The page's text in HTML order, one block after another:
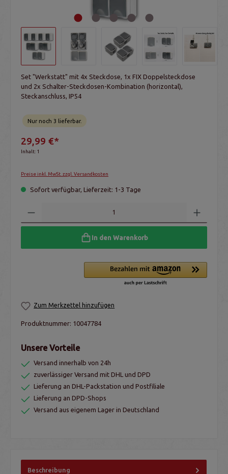
Set "Werkstatt" mit 4x Steckdose, 1x FIX Doppelsteckdose
und 2x Schalter-Steckdosen-Kombination (horizontal),
Steckanschluss, IP54
Nur noch 3 lieferbar.
29,99 €*
Inhalt: 1
Preise inkl. MwSt. zzgl. Versandkosten
Sofort verfügbar, Lieferzeit: 1-3 Tage
In den Warenkorb
Zum Merkzettel hinzufügen
Produktnummer: 10047784
Unsere Vorteile
Versand innerhalb von 24h
zuverlässiger Versand mit DHL und DPD
Lieferung an DHL-Packstation und Postfiliale
Lieferung an DPD-Shops
Versand aus eigenem Lager in Deutschland
Beschreibung